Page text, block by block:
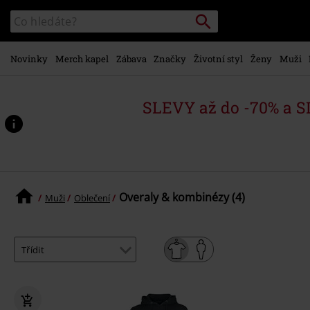
hlavnímu
obsahu
Katalog
vyhledávání
Vyhledávání
Novinky Merch kapel Zábava Značky Životní styl Ženy Muži
SLEVY až do -70% a
Muži Oblečení Overaly & kombinézy (4)